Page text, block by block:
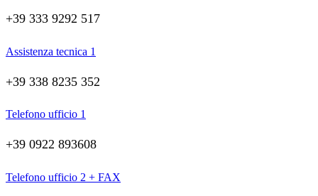
+39 333 9292 517
Assistenza tecnica 1
+39 338 8235 352
Telefono ufficio 1
+39 0922 893608
Telefono ufficio 2 + FAX